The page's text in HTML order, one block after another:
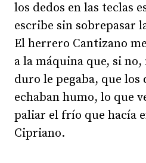
los dedos en las teclas
escribe sin sobrepasar
El herrero Cantizano
a la máquina que, si no,
duro le pegaba, que los
echaban humo, lo que
paliar el frío que hacía
Cipriano.